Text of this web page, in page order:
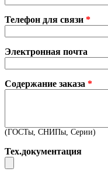
Телефон для связи *
Электронная почта
Содержание заказа *
(ГОСТы, СНИПы, Серии)
Тех.документация